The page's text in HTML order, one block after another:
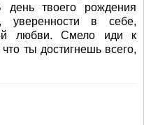
день твоего рождения
уверенности в себе,
любви. Смело иди к
ты достигнешь всего,